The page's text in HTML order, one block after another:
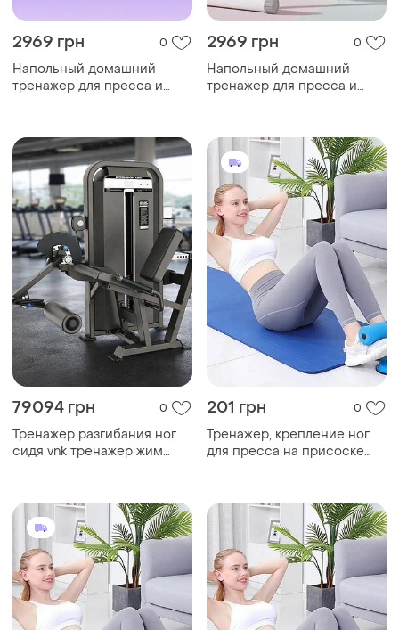
2969 грн 0
Напольный домашний
тренажер для пресса и
тренажер для ног
2969 грн 0
Напольный домашний
тренажер для пресса и
тренажер для ног
79094 грн 0
Тренажер разгибания ног
сидя vnk тренажер жим
201 грн 0
Тренажер, крепление ног
для пресса на присоске